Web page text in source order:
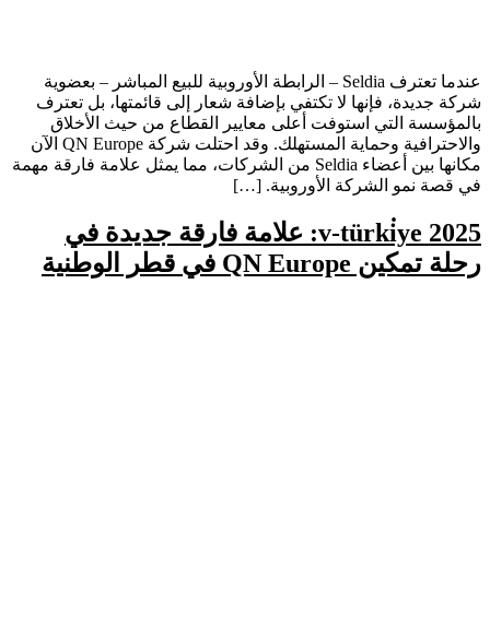
عندما تعترف Seldia – الرابطة الأوروبية للبيع المباشر – بعضوية
شركة جديدة، فإنها لا تكتفي بإضافة شعار إلى قائمتها، بل تعترف
بالمؤسسة التي استوفت أعلى معايير القطاع من حيث الأخلاق
والاحترافية وحماية المستهلك. وقد احتلت شركة QN Europe الآن
مكانها بين أعضاء Seldia من الشركات، مما يمثل علامة فارقة مهمة
في قصة نمو الشركة الأوروبية. […]
v-türki̇ye 2025: علامة فارقة جديدة في
رحلة تمكين QN Europe في قطر الوطنية